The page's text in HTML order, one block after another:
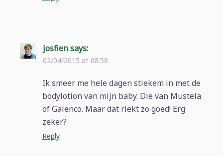
josfien says:
02/04/2015 at 08:58
Ik smeer me hele dagen stiekem in met de
bodylotion van mijn baby. Die van Mustela
of Galenco. Maar dat riekt zo goed! Erg
zeker?
Reply